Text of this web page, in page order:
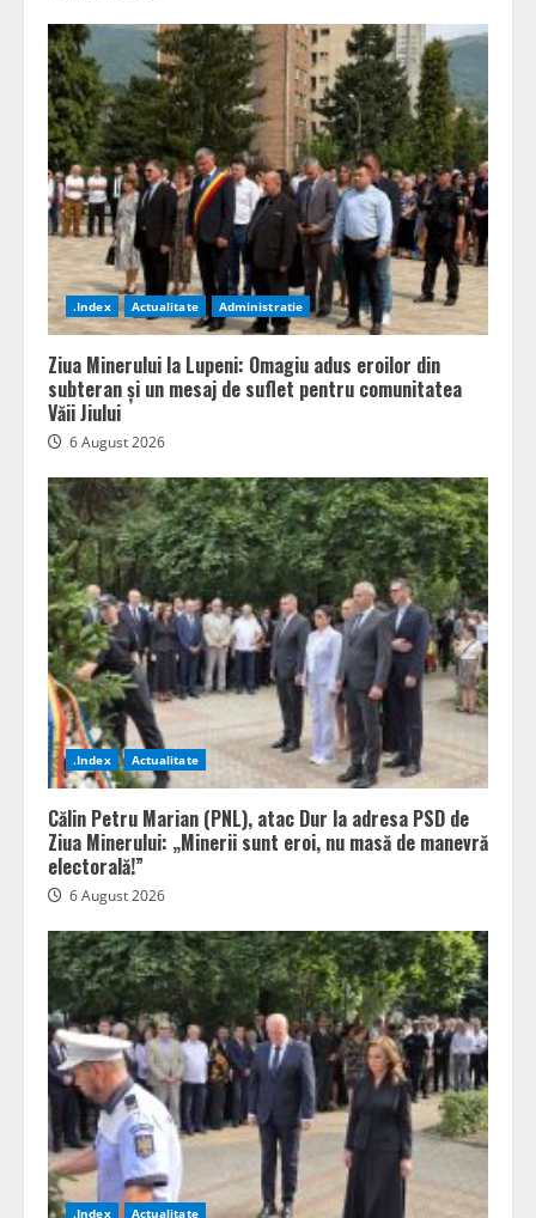
.Index Actualitate Administratie
Ziua Minerului la Lupeni: Omagiu adus eroilor din
subteran și un mesaj de suflet pentru comunitatea
Văii Jiului
6 August 2026
.Index Actualitate
Călin Petru Marian (PNL), atac Dur la adresa PSD de
Ziua Minerului: „Minerii sunt eroi, nu masă de manevră
electorală!”
6 August 2026
.Index Actualitate